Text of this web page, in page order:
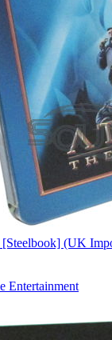
(UK
Entertainment